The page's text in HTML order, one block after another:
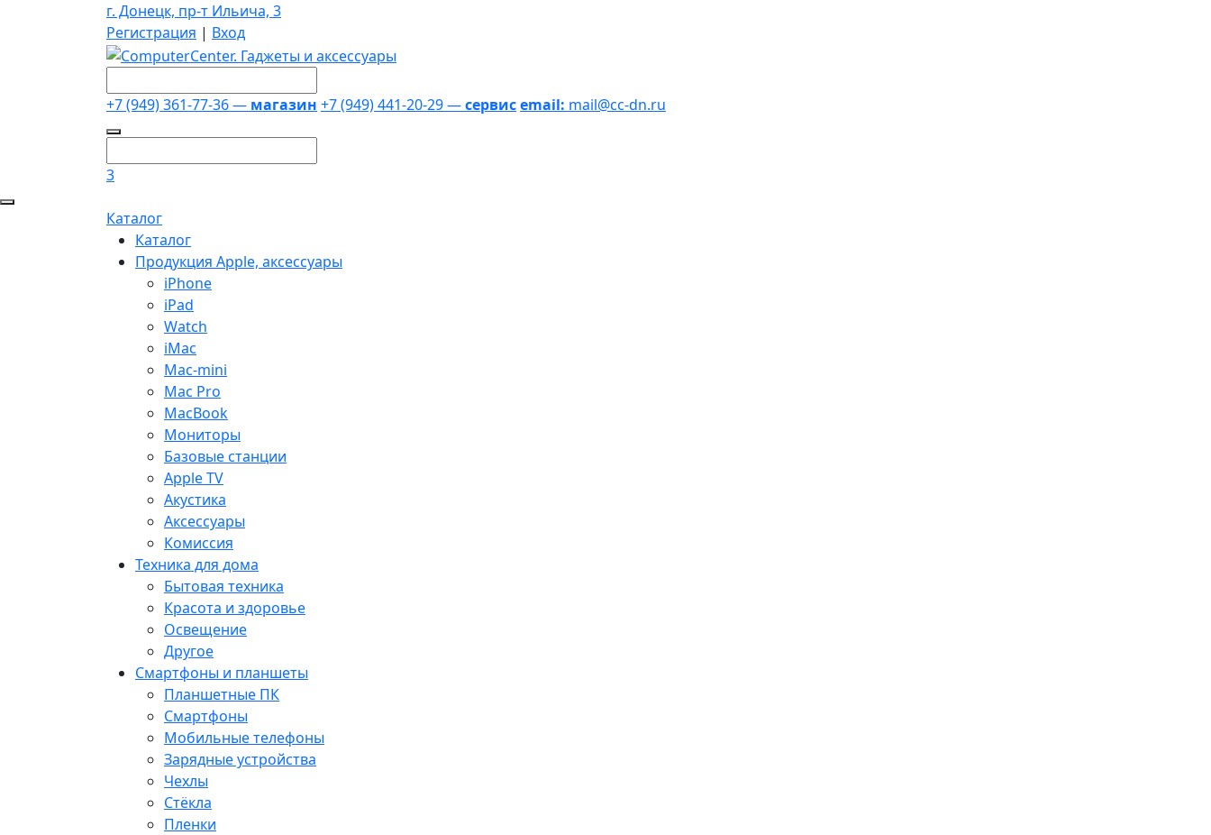
г. Донецк, пр-т Ильича, 3
Регистрация | Вход
+7 (949) 361-77-36 — магазин +7 (949) 441-20-29 —сервисemail: mail@cc-dn.ru
3
Каталог
Каталог
Продукция Apple, аксессуары
iPhone
iPad
Watch
iMac
Mac-mini
Mac Pro
MacBook
Мониторы
Базовые станции
Apple TV
Акустика
Аксессуары
Комиссия
Техника для дома
Бытовая техника
Красота и здоровье
Освещение
Другое
Смартфоны и планшеты
Планшетные ПК
Смартфоны
Мобильные телефоны
Зарядные устройства
Чехлы
Стёкла
Пленки